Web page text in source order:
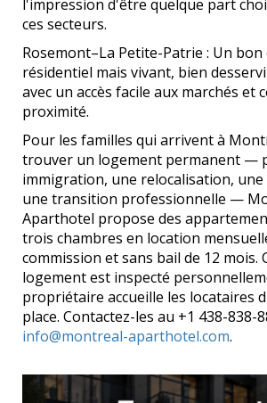
l'impression d'être quelque part
ces secteurs.
Rosemont–La Petite-Patrie : Un
résidentiel mais vivant, bien
avec un accès facile aux marchés et
proximité.
Pour les familles qui arrivent à
trouver un logement permanent —
immigration, une relocalisation,
une transition professionnelle —
Aparthotel propose des
trois chambres en location
commission et sans bail de 12 mois.
logement est inspecté
propriétaire accueille les locataires
place. Contactez-les au +1 438-838-
info@montreal-aparthotel.com.